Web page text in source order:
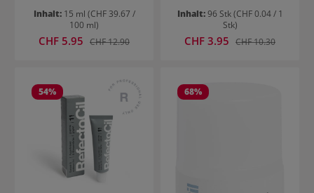
Inhalt: 15 ml (CHF 39.67 /
100 ml)
Verkaufspreis:
CHF 5.95 Regulärer Preis:
CHF 12.90
Inhalt:96 Stk(CHF 0.04 / 1
Stk)
Verkaufspreis:
CHF 3.95 Regulärer Preis:
CHF 10.30
54% 68%